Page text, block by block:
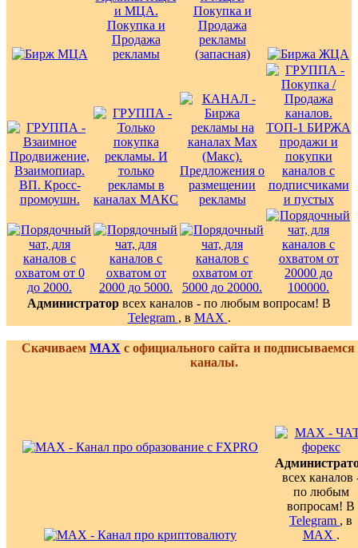
Администратор всех каналов - по любым вопросам! В
Telegram , в MAX .
Скачиваем MAX с официального сайта и
каналы.
всех каналов
по любым
вопросам! В
Telegram , в
MAX .